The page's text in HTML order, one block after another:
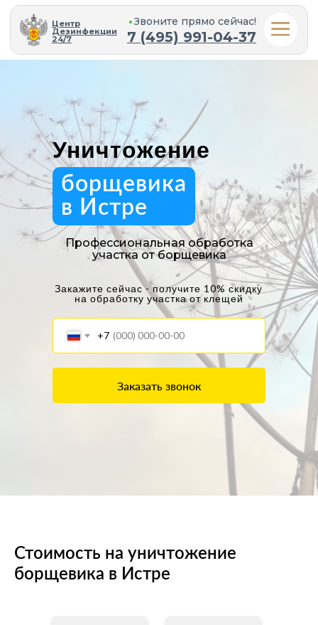
7 (495) 991-04-37
Центр
Дезинфекции
24/7
Заказать звонок
Уничтожение
Профессиональная обработка
участка от борщевика
Закажите сейчас - получите 10% скидку
на обработку участка от клещей
+7
Заказать звонок
борщевика
в Истре
Стоимость на уничтожение
борщевика в Истре